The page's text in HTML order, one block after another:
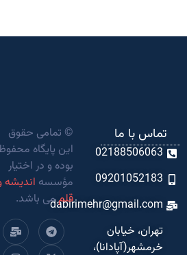
تماس با ما
02188506063
09201052183
dabirimehr@gmail.com
تهران، خیابان
خرمشهر(آپادانا)،
© تمامی حقوق
این پایگاه محفوظ
بوده و در اختیار
مؤسسه اندیشه و
قلممی باشد.